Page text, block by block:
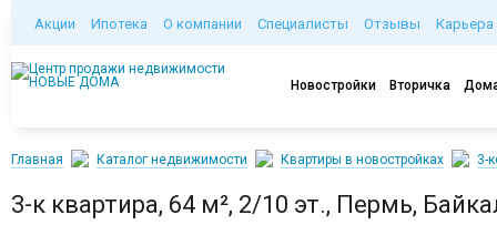
Акции Ипотека О компании Специалисты Отзывы Карьера
Новостройки Вторичка
Главная Каталог недвижимости Квартиры в новостройках 3-
3-к квартира, 64 м², 2/10 эт., Пермь,